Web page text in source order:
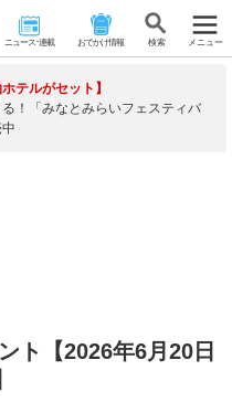
ニュース･連載 おでかけ情報 検 索 メニュー
テルがセット】
！「みなとみらいフェスティバ
ト【2026年6月20日